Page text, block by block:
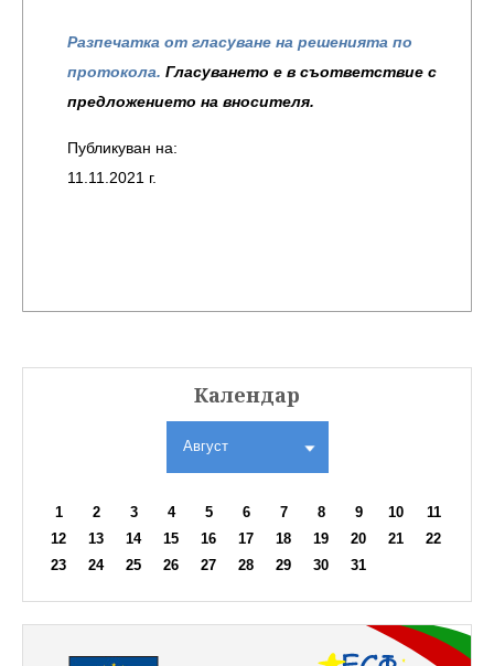
Разпечатка от гласуване на решенията по
протокола. Гласуването е в съответствие с
предложението на вносителя.
Публикуван на:
11.11.2021 г.
Календар
Август
1 2 3 4 5 6 7 8 9 10
11
12
13 14 15 16 17 18 19 20 21
22
23
24 25 26 27 28 29 30 31